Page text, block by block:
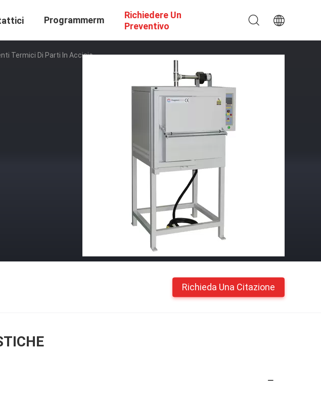
Programmerm
Richiedere Un
Preventivo
Termici Di Parti In Acciaio
Richieda Una Citazione